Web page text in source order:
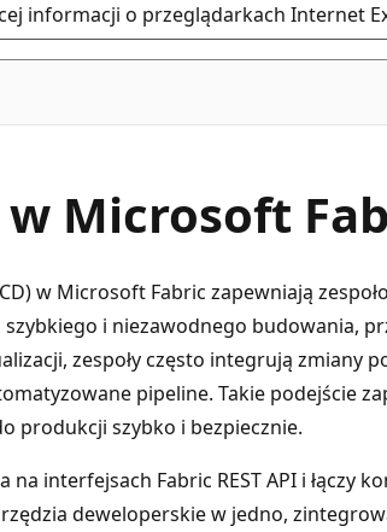
informacji o przeglądarkach Internet
Microsoft
w Microsoft Fabric zapewniają
i niezawodnego budowania,
zespoły często integrują zmiany
pipeline. Takie podejście
produkcji szybko i bezpiecznie.
interfejsach Fabric REST API i łączy
deweloperskie w jedno,